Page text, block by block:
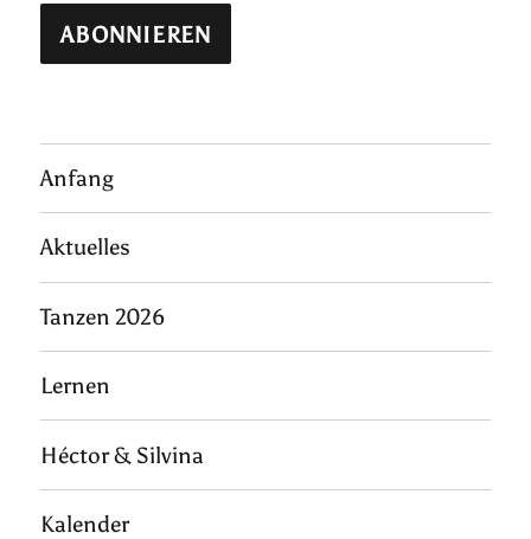
Anfang
Aktuelles
Tanzen 2026
Lernen
Héctor & Silvina
Kalender